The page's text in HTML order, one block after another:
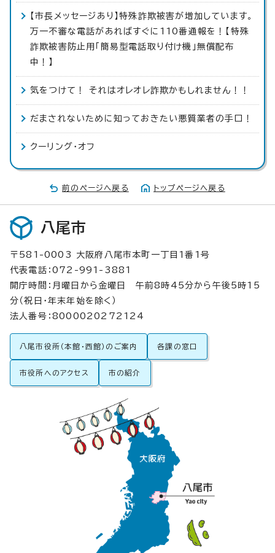
【市長メッセージあり】特殊詐欺被害が増加しています。
万一不審な電話があればすぐに110番通報を！【特殊
詐欺被害防止用「簡易型電話取り付け機」無償配布
中！】
気をつけて！ それはオレオレ詐欺かもしれません！！
だまされないために知っておきたい悪質業者の手口！
クーリング・オフ
前のページへ戻る トップページへ戻る
八尾市
〒581-0003 大阪府八尾市本町一丁目1番1号
代表電話：072-991-3881
開庁時間：月曜日から金曜日 午前8時45分から午後5時15
分（祝日・年末年始を除く）
法人番号：8000020272124
八尾市役所（本館・西館）のご案内 各課の窓口
市役所へのアクセス 市の紹介